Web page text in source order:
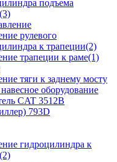
подъема
рулевого
к трапеции(2)
трапеции к раме(1)
тяги к заднему мосту
оборудование
CAT 3512B
793D
гидроцилиндра к